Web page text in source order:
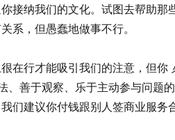
接纳我们的文化。试图去帮助那
系，但愚蠢地做事不行。
在行才能吸引我们的注意，但你
、善于观察、乐于主动参与问题
们建议你付钱跟别人签商业服务